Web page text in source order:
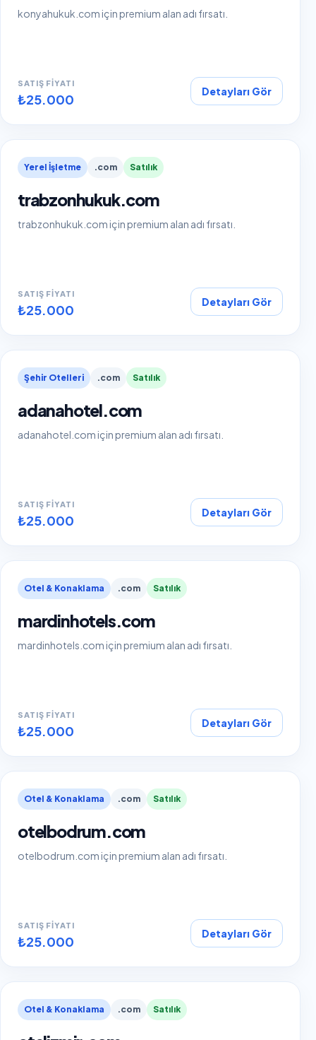
konyahukuk.com için premium alan adı fırsatı.
SATIŞ FIYATI
₺25.000 Detayları Gör
Yerel İşletme .com Satılık
trabzonhukuk.com
trabzonhukuk.com için premium alan adı fırsatı.
SATIŞ FIYATI
₺25.000 Detayları Gör
Şehir Otelleri .com Satılık
adanahotel.com
adanahotel.com için premium alan adı fırsatı.
SATIŞ FIYATI
₺25.000 Detayları Gör
Otel & Konaklama .com Satılık
mardinhotels.com
mardinhotels.com için premium alan adı fırsatı.
SATIŞ FIYATI
₺25.000 Detayları Gör
Otel & Konaklama .com Satılık
otelbodrum.com
otelbodrum.com için premium alan adı fırsatı.
SATIŞ FIYATI
₺25.000 Detayları Gör
Otel & Konaklama .com Satılık